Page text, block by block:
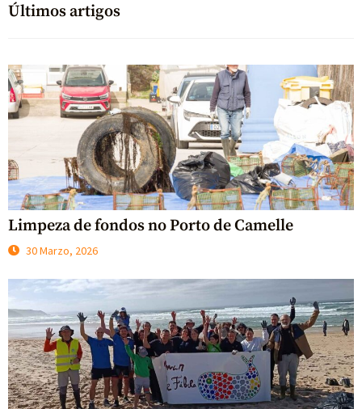
Últimos artigos
Limpeza de fondos no Porto de Camelle
30 Marzo, 2026